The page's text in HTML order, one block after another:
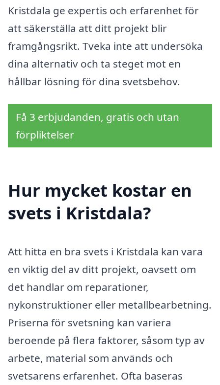
Kristdala ge expertis och erfarenhet för
att säkerställa att ditt projekt blir
framgångsrikt. Tveka inte att undersöka
dina alternativ och ta steget mot en
hållbar lösning för dina svetsbehov.
Få 3 erbjudanden, gratis och utan
förpliktelser
Hur mycket kostar en
svets i Kristdala?
Att hitta en bra svets i Kristdala kan vara
en viktig del av ditt projekt, oavsett om
det handlar om reparationer,
nykonstruktioner eller metallbearbetning.
Priserna för svetsning kan variera
beroende på flera faktorer, såsom typ av
arbete, material som används och
svetsarens erfarenhet. Ofta baseras